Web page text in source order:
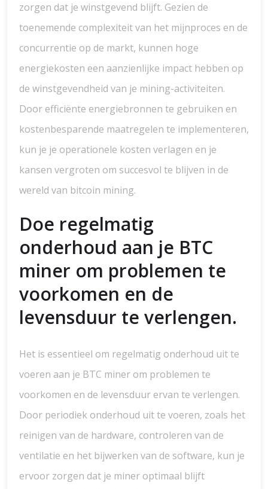
zorgen dat je winstgevend blijft. Gezien de
toenemende complexiteit van het mijnproces en de
concurrentie op de markt, kunnen hoge
energiekosten een aanzienlijke impact hebben op
de winstgevendheid van je mining-activiteiten.
Door efficiënte energiebronnen te gebruiken en
kostenbesparende maatregelen te implementeren,
kun je je operationele kosten verlagen en je
kansen vergroten om succesvol te blijven in de
wereld van bitcoin mining.
Doe regelmatig
onderhoud aan je BTC
miner om problemen te
voorkomen en de
levensduur te verlengen.
Het is essentieel om regelmatig onderhoud uit te
voeren aan je BTC miner om problemen te
voorkomen en de levensduur ervan te verlengen.
Door periodiek onderhoud uit te voeren, zoals het
reinigen van de hardware, controleren van de
ventilatie en het bijwerken van de software, kun je
ervoor zorgen dat je miner optimaal blijft